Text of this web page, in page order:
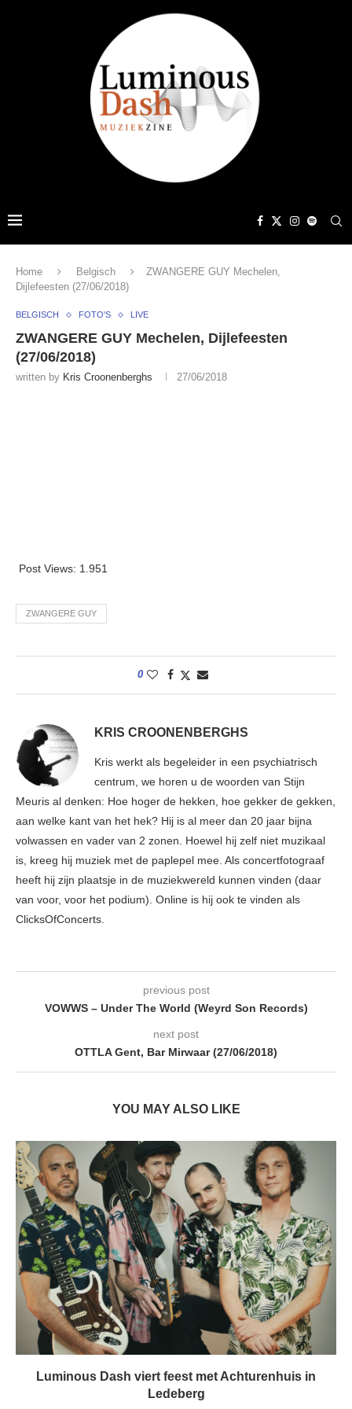
Home Belgisch
ZWANGERE GUY Mechelen,
Dijlefeesten (27/06/2018)
BELGISCH FOTO'S LIVE
ZWANGERE GUY Mechelen, Dijlefeesten
(27/06/2018)
written by Kris Croonenberghs 27/06/2018
Post Views: 1.951
ZWANGERE GUY
0
KRIS CROONENBERGHS
Kris werkt als begeleider in een psychiatrisch
centrum, we horen u de woorden van Stijn
Meuris al denken: Hoe hoger de hekken, hoe gekker de gekken,
aan welke kant van het hek? Hij is al meer dan 20 jaar bijna
volwassen en vader van 2 zonen. Hoewel hij zelf niet muzikaal
is, kreeg hij muziek met de paplepel mee. Als concertfotograaf
heeft hij zijn plaatsje in de muziekwereld kunnen vinden (daar
van voor, voor het podium). Online is hij ook te vinden als
ClicksOfConcerts.
previous post
VOWWS – Under The World (Weyrd Son Records)
next post
OTTLA Gent, Bar Mirwaar (27/06/2018)
YOU MAY ALSO LIKE
Luminous Dash viert feest met Achturenhuis in
Ledeberg